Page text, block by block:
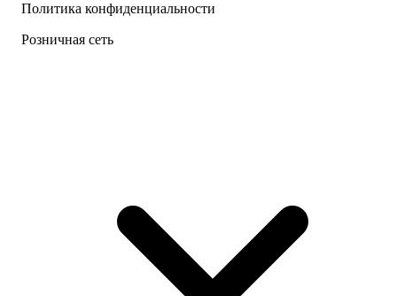
Политика конфиденциальности
Розничная сеть